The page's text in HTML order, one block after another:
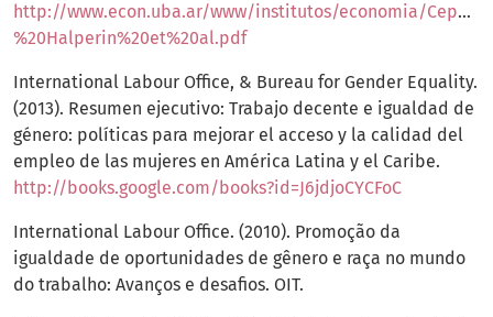
http://www.econ.uba.ar/www/institutos/economia/Ceped/
%20Halperin%20et%20al.pdf
International Labour Office, & Bureau for Gender Equality.
(2013). Resumen ejecutivo: Trabajo decente e igualdad de
género: políticas para mejorar el acceso y la calidad del
empleo de las mujeres en América Latina y el Caribe.
http://books.google.com/books?id=J6jdjoCYCFoC
International Labour Office. (2010). Promoção da
igualdade de oportunidades de gênero e raça no mundo
do trabalho: Avanços e desafios. OIT.